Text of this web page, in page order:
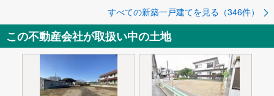
すべての新築一戸建てを見る（346件）
この不動産会社が取扱い中の土地